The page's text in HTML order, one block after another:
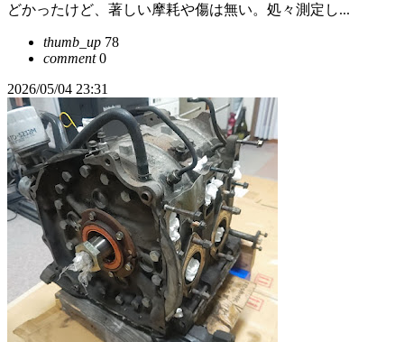
どかったけど、著しい摩耗や傷は無い。処々測定し...
thumb_up 78
comment0
2026/05/04 23:31